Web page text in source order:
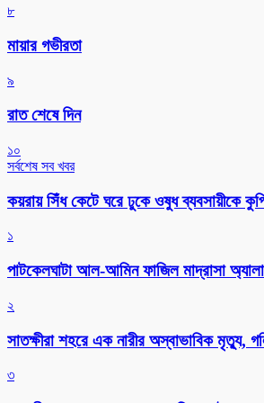
৮
মায়ার গভীরতা
৯
রাত শেষে দিন
১০
সর্বশেষ সব খবর
কয়রায় সিঁধ কেটে ঘরে ঢুকে ওষুধ ব্যবসায়ীকে
১
পাটকেলঘাটা আল-আমিন ফাজিল মাদ্রাসা
২
সাতক্ষীরা শহরে এক নারীর অস্বাভাবিক মৃত্যু,
৩